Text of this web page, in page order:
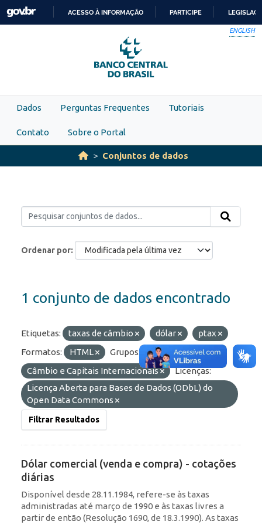
Skip to main content
PARA
O
CONTEÚDO
ACESSO À INFORMAÇÃO PARTICIPE
ENGLISH
Dados Perguntas Frequentes Tutoriais
Contato Sobre o Portal
Conjuntos de dados
Ordenar por
1 conjunto de dados encontrado
Etiquetas: taxas de câmbio dólar
ptax
Formatos:
HTML
Grupos:
Câmbio e Capitais Internacionais
Licenças:
Licença Aberta para Bases de Dados (ODbL) do
Open Data Commons
Filtrar Resultados
Dólar comercial (venda e compra) - cotações
diárias
Disponível desde 28.11.1984, refere-se às taxas
administradas até março de 1990 e às taxas livres a
partir de então (Resolução 1690, de 18.3.1990). As taxas